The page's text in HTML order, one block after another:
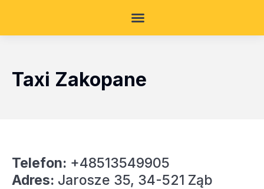
Taxi Zakopane
Telefon: +48513549905
Adres: Jarosze 35, 34-521 Ząb